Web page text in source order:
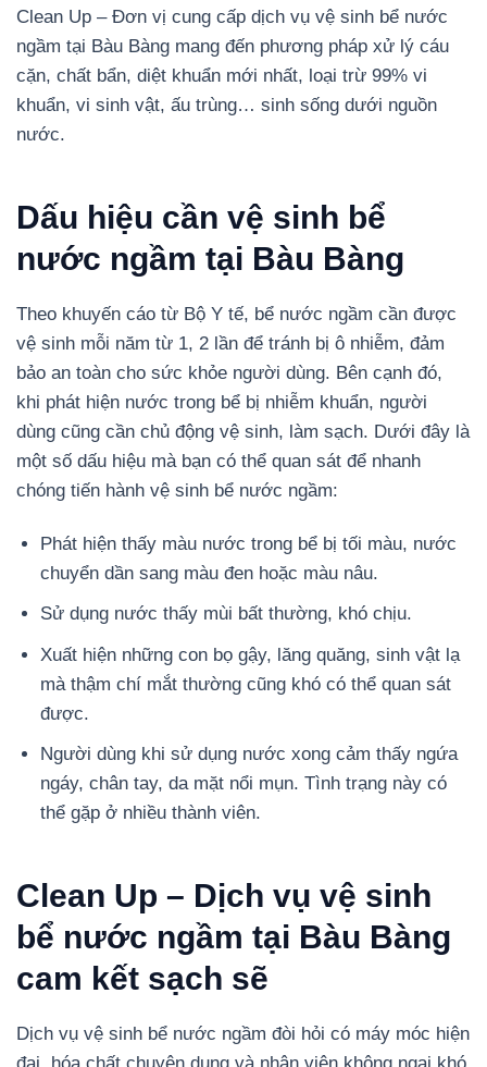
Clean Up – Đơn vị cung cấp dịch vụ vệ sinh bể nước
ngầm tại Bàu Bàng mang đến phương pháp xử lý cáu
cặn, chất bẩn, diệt khuẩn mới nhất, loại trừ 99% vi
khuẩn, vi sinh vật, ấu trùng… sinh sống dưới nguồn
nước.
Dấu hiệu cần vệ sinh bể
nước ngầm tại Bàu Bàng
Theo khuyến cáo từ Bộ Y tế, bể nước ngầm cần được
vệ sinh mỗi năm từ 1, 2 lần để tránh bị ô nhiễm, đảm
bảo an toàn cho sức khỏe người dùng. Bên cạnh đó,
khi phát hiện nước trong bể bị nhiễm khuẩn, người
dùng cũng cần chủ động vệ sinh, làm sạch. Dưới đây là
một số dấu hiệu mà bạn có thể quan sát để nhanh
chóng tiến hành vệ sinh bể nước ngầm:
Phát hiện thấy màu nước trong bể bị tối màu, nước
chuyển dần sang màu đen hoặc màu nâu.
Sử dụng nước thấy mùi bất thường, khó chịu.
Xuất hiện những con bọ gậy, lăng quăng, sinh vật lạ
mà thậm chí mắt thường cũng khó có thể quan sát
được.
Người dùng khi sử dụng nước xong cảm thấy ngứa
ngáy, chân tay, da mặt nổi mụn. Tình trạng này có
thể gặp ở nhiều thành viên.
Clean Up – Dịch vụ vệ sinh
bể nước ngầm tại Bàu Bàng
cam kết sạch sẽ
Dịch vụ vệ sinh bể nước ngầm đòi hỏi có máy móc hiện